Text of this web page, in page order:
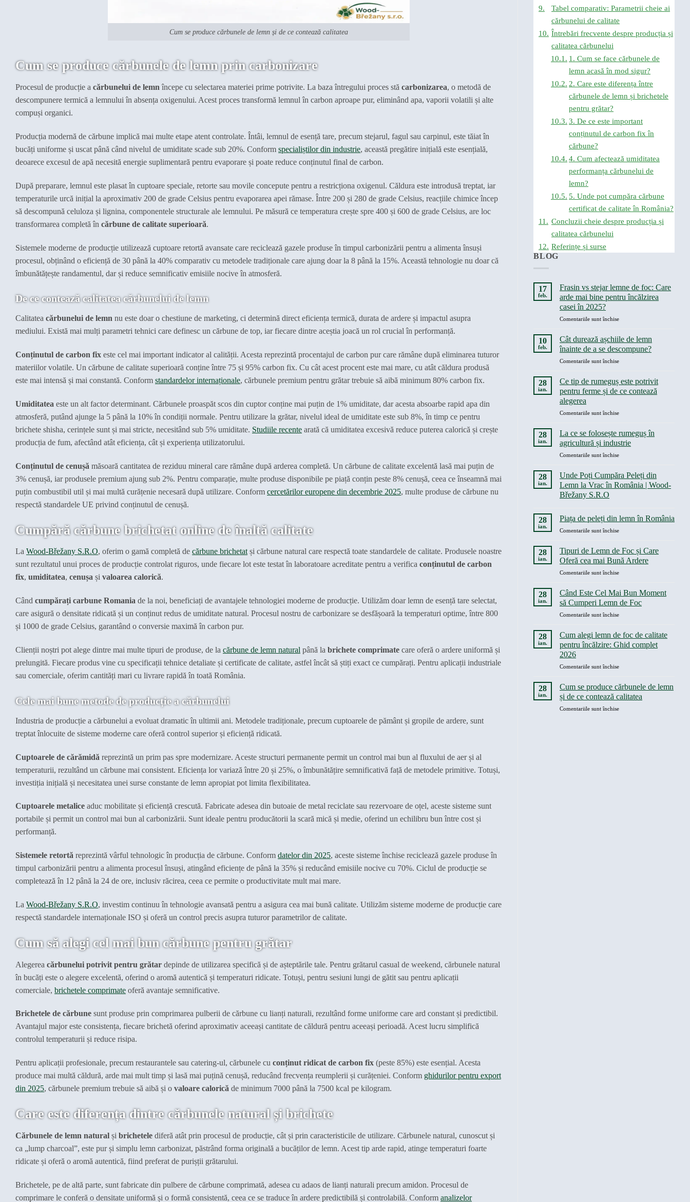
Cum se produce cărbunele de lemn și de ce contează calitatea
Cum se produce cărbunele de lemn prin carbonizare
Procesul de producție a cărbunelui de lemn începe cu selectarea materiei prime potrivite. La baza întregului proces stă carbonizarea, o metodă de
descompunere termică a lemnului în absența oxigenului. Acest proces transformă lemnul în carbon aproape pur, eliminând apa, vaporii volatili și alte
compuși organici.
Producția modernă de cărbune implică mai multe etape atent controlate. Întâi, lemnul de esență tare, precum stejarul, fagul sau carpinul, este tăiat în
bucăți uniforme și uscat până când nivelul de umiditate scade sub 20%. Conform specialiștilor din industrie, această pregătire inițială este esențială,
deoarece excesul de apă necesită energie suplimentară pentru evaporare și poate reduce conținutul final de carbon.
După preparare, lemnul este plasat în cuptoare speciale, retorte sau movile concepute pentru a restricționa oxigenul. Căldura este introdusă treptat, iar
temperaturile urcă inițial la aproximativ 200 de grade Celsius pentru evaporarea apei rămase. Între 200 și 280 de grade Celsius, reacțiile chimice încep
să descompună celuloza și lignina, componentele structurale ale lemnului. Pe măsură ce temperatura crește spre 400 și 600 de grade Celsius, are loc
transformarea completă în cărbune de calitate superioară.
Sistemele moderne de producție utilizează cuptoare retortă avansate care reciclează gazele produse în timpul carbonizării pentru a alimenta însuși
procesul, obținând o eficiență de 30 până la 40% comparativ cu metodele tradiționale care ajung doar la 8 până la 15%. Această tehnologie nu doar că
îmbunătățește randamentul, dar și reduce semnificativ emisiile nocive în atmosferă.
De ce contează calitatea cărbunelui de lemn
Calitatea cărbunelui de lemn nu este doar o chestiune de marketing, ci determină direct eficiența termică, durata de ardere și impactul asupra
mediului. Există mai mulți parametri tehnici care definesc un cărbune de top, iar fiecare dintre aceștia joacă un rol crucial în performanță.
Conținutul de carbon fix este cel mai important indicator al calității. Acesta reprezintă procentajul de carbon pur care rămâne după eliminarea tuturor
materiilor volatile. Un cărbune de calitate superioară conține între 75 și 95% carbon fix. Cu cât acest procent este mai mare, cu atât căldura produsă
este mai intensă și mai constantă. Conform standardelor internaționale, cărbunele premium pentru grătar trebuie să aibă minimum 80% carbon fix.
Umiditatea este un alt factor determinant. Cărbunele proaspăt scos din cuptor conține mai puțin de 1% umiditate, dar acesta absoarbe rapid apa din
atmosferă, putând ajunge la 5 până la 10% în condiții normale. Pentru utilizare la grătar, nivelul ideal de umiditate este sub 8%, în timp ce pentru
brichete shisha, cerințele sunt și mai stricte, necesitând sub 5% umiditate. Studiile recente arată că umiditatea excesivă reduce puterea calorică și crește
producția de fum, afectând atât eficiența, cât și experiența utilizatorului.
Conținutul de cenușă măsoară cantitatea de reziduu mineral care rămâne după arderea completă. Un cărbune de calitate excelentă lasă mai puțin de
3% cenușă, iar produsele premium ajung sub 2%. Pentru comparație, multe produse disponibile pe piață conțin peste 8% cenușă, ceea ce înseamnă mai
puțin combustibil util și mai multă curățenie necesară după utilizare. Conform cercetărilor europene din decembrie 2025, multe produse de cărbune nu
respectă standardele UE privind conținutul de cenușă.
Cumpără cărbune brichetat online de înaltă calitate
La Wood-Břežany S.R.O, oferim o gamă completă de cărbune brichetatși cărbune natural care respectă toate standardele de calitate. Produsele noastre
sunt rezultatul unui proces de producție controlat riguros, unde fiecare lot este testat în laboratoare acreditate pentru a verifica conținutul de carbon
fix, umiditatea, cenușa și valoarea calorică.
Când cumpărați carbune Romania de la noi, beneficiați de avantajele tehnologiei moderne de producție. Utilizăm doar lemn de esență tare selectat,
care asigură o densitate ridicată și un conținut redus de umiditate natural. Procesul nostru de carbonizare se desfășoară la temperaturi optime, între 800
și 1000 de grade Celsius, garantând o conversie maximă în carbon pur.
Clienții noștri pot alege dintre mai multe tipuri de produse, de la cărbune de lemn natural până la brichete comprimate care oferă o ardere uniformă și
prelungită. Fiecare produs vine cu specificații tehnice detaliate și certificate de calitate, astfel încât să știți exact ce cumpărați. Pentru aplicații industriale
sau comerciale, oferim cantități mari cu livrare rapidă în toată România.
Cele mai bune metode de producție a cărbunelui
Industria de producție a cărbunelui a evoluat dramatic în ultimii ani. Metodele tradiționale, precum cuptoarele de pământ și gropile de ardere, sunt
treptat înlocuite de sisteme moderne care oferă control superior și eficiență ridicată.
Cuptoarele de cărămidă reprezintă un prim pas spre modernizare. Aceste structuri permanente permit un control mai bun al fluxului de aer și al
temperaturii, rezultând un cărbune mai consistent. Eficiența lor variază între 20 și 25%, o îmbunătățire semnificativă față de metodele primitive. Totuși,
investiția inițială și necesitatea unei surse constante de lemn apropiat pot limita flexibilitatea.
Cuptoarele metalice aduc mobilitate și eficiență crescută. Fabricate adesea din butoaie de metal reciclate sau rezervoare de oțel, aceste sisteme sunt
portabile și permit un control mai bun al carbonizării. Sunt ideale pentru producătorii la scară mică și medie, oferind un echilibru bun între cost și
performanță.
Sistemele retortă reprezintă vârful tehnologic în producția de cărbune. Conform datelor din 2025, aceste sisteme închise reciclează gazele produse în
timpul carbonizării pentru a alimenta procesul însuși, atingând eficiențe de până la 35% și reducând emisiile nocive cu 70%. Ciclul de producție se
completează în 12 până la 24 de ore, inclusiv răcirea, ceea ce permite o productivitate mult mai mare.
La Wood-Břežany S.R.O, investim continuu în tehnologie avansată pentru a asigura cea mai bună calitate. Utilizăm sisteme moderne de producție care
respectă standardele internaționale ISO și oferă un control precis asupra tuturor parametrilor de calitate.
Cum să alegi cel mai bun cărbune pentru grătar
Alegerea cărbunelui potrivit pentru grătar depinde de utilizarea specifică și de așteptările tale. Pentru grătarul casual de weekend, cărbunele natural
în bucăți este o alegere excelentă, oferind o aromă autentică și temperaturi ridicate. Totuși, pentru sesiuni lungi de gătit sau pentru aplicații
comerciale, brichetele comprimate oferă avantaje semnificative.
Brichetele de cărbune sunt produse prin comprimarea pulberii de cărbune cu lianți naturali, rezultând forme uniforme care ard constant și predictibil.
Avantajul major este consistența, fiecare brichetă oferind aproximativ aceeași cantitate de căldură pentru aceeași perioadă. Acest lucru simplifică
controlul temperaturii și reduce risipa.
Pentru aplicații profesionale, precum restaurantele sau catering-ul, cărbunele cu conținut ridicat de carbon fix (peste 85%) este esențial. Acesta
produce mai multă căldură, arde mai mult timp și lasă mai puțină cenușă, reducând frecvența reumplerii și curățeniei. Conform ghidurilor pentru export
din 2025, cărbunele premium trebuie să aibă și o valoare calorică de minimum 7000 până la 7500 kcal pe kilogram.
Care este diferența dintre cărbunele natural și brichete
Cărbunele de lemn natural și brichetele diferă atât prin procesul de producție, cât și prin caracteristicile de utilizare. Cărbunele natural, cunoscut și
ca „lump charcoal”, este pur și simplu lemn carbonizat, păstrând forma originală a bucăților de lemn. Acest tip arde rapid, atinge temperaturi foarte
ridicate și oferă o aromă autentică, fiind preferat de purișții grătarului.
Brichetele, pe de altă parte, sunt fabricate din pulbere de cărbune comprimată, adesea cu adaos de lianți naturali precum amidon. Procesul de
comprimare le conferă o densitate uniformă și o formă consistentă, ceea ce se traduce în ardere predictibilă și controlabilă. Conform analizelor
Tabel comparativ: Parametrii cheie ai
cărbunelui de calitate
Întrebări frecvente despre producția și
calitatea cărbunelui
1. Cum se face cărbunele de
lemn acasă în mod sigur?
2. Care este diferența între
cărbunele de lemn și brichetele
pentru grătar?
3. De ce este important
conținutul de carbon fix în
cărbune?
4. Cum afectează umiditatea
performanța cărbunelui de
lemn?
5. Unde pot cumpăra cărbune
certificat de calitate în România?
Concluzii cheie despre producția și
calitatea cărbunelui
Referințe și surse
BLOG
17
feb.
Frasin vs stejar lemne de foc: Care
arde mai bine pentru încălzirea
casei în 2025?
Comentariile sunt închisepentru
vs
stejar
lemne
de
Care
pentru
casei
în
10
feb.
Cât durează așchiile de lemn
înainte de a se descompune?
Comentariile sunt închisepentru
durează
așchiile
de
înainte
descompune?
28
ian.
Ce tip de rumeguș este potrivit
pentru ferme și de ce contează
alegerea
Comentariile sunt închisepentru
de
rumeguș
este
pentru
ferme
contează
28
ian.
La ce se folosește rumeguș în
agricultură și industrie
Comentariile sunt închisepentru
se
folosește
agricultură
industrie
28
ian.
Unde Poți Cumpăra Peleți din
Lemn la Vrac în România | Wood-
Břežany S.R.O
la
Unde
Poți
din
Lemn
la
Vrac
Wood-
Břežany
S.R.O
28
ian.
Piața de peleți din lemn în România
Comentariile sunt închisepentru
de
peleți
din
lemn
România
28
ian.
Tipuri de Lemn de Foc și Care
Oferă cea mai Bună Ardere
Comentariile sunt închisepentru
de
Lemn
de
Foc
Care
Oferă
Bună
28
ian.
Când Este Cel Mai Bun Moment
să Cumperi Lemn de Foc
Comentariile sunt închisepentru
Este
Cel
Mai
Moment
Cumperi
Lemn
de
Foc
28
ian.
Cum alegi lemn de foc de calitate
pentru încălzire: Ghid complet
2026
Comentariile sunt închisepentru
alegi
lemn
de
foc
28
ian.
Cum se produce cărbunele de lemn
și de ce contează calitatea
Comentariile sunt închisepentru